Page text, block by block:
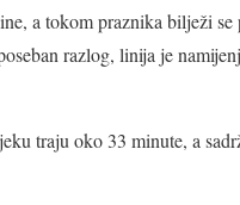
a tokom praznika bilježi se
razlog, linija je
traju oko 33 minute, a